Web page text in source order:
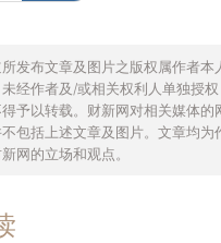
发布文章及图片之版权属作者本
未经作者及/或相关权利人单独授
予以转载。财新网对相关媒体的
包括上述文章及图片。文章均为
网的立场和观点。